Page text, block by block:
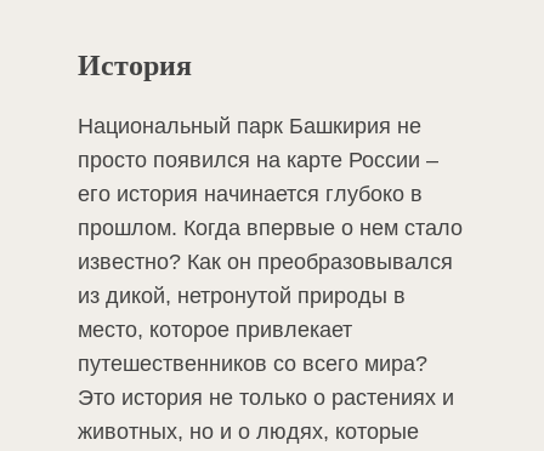
История
Национальный парк Башкирия не
просто появился на карте России –
его история начинается глубоко в
прошлом. Когда впервые о нем стало
известно? Как он преобразовывался
из дикой, нетронутой природы в
место, которое привлекает
путешественников со всего мира?
Это история не только о растениях и
животных, но и о людях, которые